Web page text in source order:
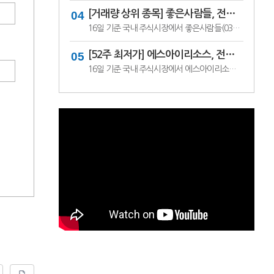
[거래량 상위 종목] 좋은사람들, 전일비 29.90% ↑... 현재가 530원
16일 기준 국내 주식시장에서 좋은사람들(033340)이 전일비 ▲122원(29.90%) 오른 530원에 거래 중이다.좋은사람들은 내의류와 언더웨어 등을 제조·판매하는 의류 전문기업이다. 소비 경기와 브랜드 판매 흐름, 수급 변화에 따라 주가 변동성이 나타날 수 있다.이어 씨피시스템(413630, 3360원, ▲370, 12.37%), 조아제약(034940, 625원, ▲53, 9.27%), 웰크..
[52주 최저가] 에스아이리소스, 전일비 29.78.% ↓... 현재가 125원
16일 기준 국내 주식시장에서 에스아이리소스(065420)가 전일비 ▼53원(-29.78%) 내린 125원에 거래 중이다.에스아이리소스는 자원개발 및 에너지 관련 사업을 영위하는 기업으로, 원자재 가격과 에너지 수급 흐름에 따라 주가 변동성이 나타날 수 있다. 최근 투자심리 위축과 수급 변화가 맞물리며 52주 최저가를 기록한 것으로 보인다.이어 레몬..